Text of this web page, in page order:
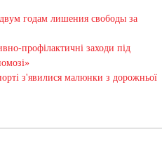
годам лишения свободы за
профілактичні заходи під
з'явилися малюнки з дорожньої